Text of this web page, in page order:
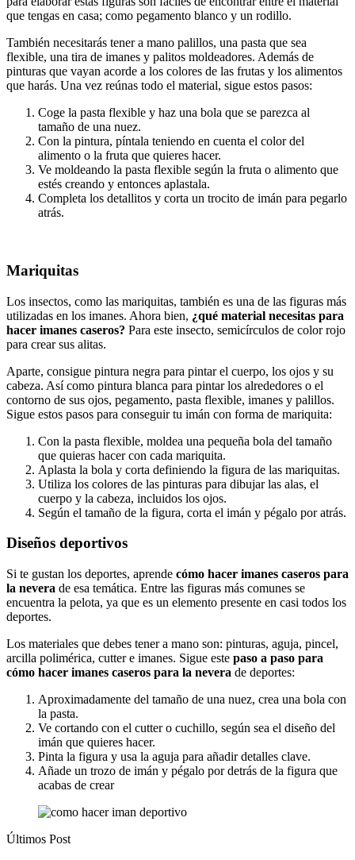
que tengas en casa; como pegamento blanco y un rodillo.
También necesitarás tener a mano palillos, una pasta que sea
flexible, una tira de imanes y palitos moldeadores. Además de
pinturas que vayan acorde a los colores de las frutas y los alimentos
que harás. Una vez reúnas todo el material, sigue estos pasos:
Coge la pasta flexible y haz una bola que se parezca al
tamaño de una nuez.
Con la pintura, píntala teniendo en cuenta el color del
alimento o la fruta que quieres hacer.
Ve moldeando la pasta flexible según la fruta o alimento que
estés creando y entonces aplastala.
Completa los detallitos y corta un trocito de imán para pegarlo
atrás.
Mariquitas
Los insectos, como las mariquitas, también es una de las figuras más
utilizadas en los imanes. Ahora bien, ¿qué material necesitas para
hacer imanes caseros? Para este insecto, semicírculos de color rojo
para crear sus alitas.
Aparte, consigue pintura negra para pintar el cuerpo, los ojos y su
cabeza. Así como pintura blanca para pintar los alrededores o el
contorno de sus ojos, pegamento, pasta flexible, imanes y palillos.
Sigue estos pasos para conseguir tu imán con forma de mariquita:
Con la pasta flexible, moldea una pequeña bola del tamaño
que quieras hacer con cada mariquita.
Aplasta la bola y corta definiendo la figura de las mariquitas.
Utiliza los colores de las pinturas para dibujar las alas, el
cuerpo y la cabeza, incluidos los ojos.
Según el tamaño de la figura, corta el imán y pégalo por atrás.
Diseños deportivos
Si te gustan los deportes, aprende cómo hacer imanes caseros para
la nevera de esa temática. Entre las figuras más comunes se
encuentra la pelota, ya que es un elemento presente en casi todos los
deportes.
Los materiales que debes tener a mano son: pinturas, aguja, pincel,
arcilla polimérica, cutter e imanes. Sigue este paso a paso para
cómo hacer imanes caseros para la nevera de deportes:
Aproximadamente del tamaño de una nuez, crea una bola con
la pasta.
Ve cortando con el cutter o cuchillo, según sea el diseño del
imán que quieres hacer.
Pinta la figura y usa la aguja para añadir detalles clave.
Añade un trozo de imán y pégalo por detrás de la figura que
acabas de crear
Últimos Post